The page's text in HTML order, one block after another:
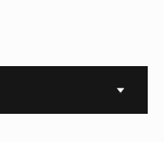
Sort